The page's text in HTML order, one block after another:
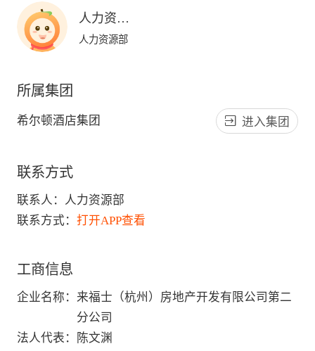
人力资源部
人力资源部
所属集团
希尔顿酒店集团 进入集团
联系方式
联系人： 人力资源部
联系方式： 打开APP查看
工商信息
企业名称 ： 来福士（杭州）房地产开发有限公司第二
分公司
法人代表 ：
陈文渊